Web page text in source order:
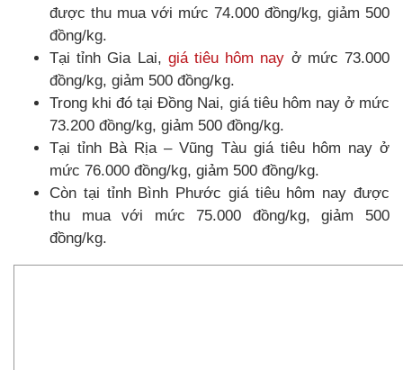
được thu mua với mức 74.000 đồng/kg, giảm 500
đồng/kg.
Tại tỉnh Gia Lai, giá tiêu hôm nay ở mức 73.000
đồng/kg, giảm 500 đồng/kg.
Trong khi đó tại Đồng Nai, giá tiêu hôm nay ở mức
73.200 đồng/kg, giảm 500 đồng/kg.
Tại tỉnh Bà Rịa – Vũng Tàu giá tiêu hôm nay ở
mức 76.000 đồng/kg, giảm 500 đồng/kg.
Còn tại tỉnh Bình Phước giá tiêu hôm nay được
thu mua với mức 75.000 đồng/kg, giảm 500
đồng/kg.